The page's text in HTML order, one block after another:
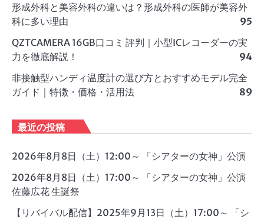
形成外科と美容外科の違いは？形成外科の医師が美容外
科に多い理由
95
QZTCAMERA 16GB口コミ 評判｜小型ICレコーダーの実
力を徹底解説！
94
非接触型ハンディ温度計の選び方とおすすめモデル完全
ガイド｜特徴・価格・活用法
89
最近の投稿
2026年8月8日（土）12:00～ 「シアターの女神」公演
2026年8月8日（土）17:00～ 「シアターの女神」公演
佐藤広花 生誕祭
【リバイバル配信】2025年9月13日（土）17:00～ 「シ